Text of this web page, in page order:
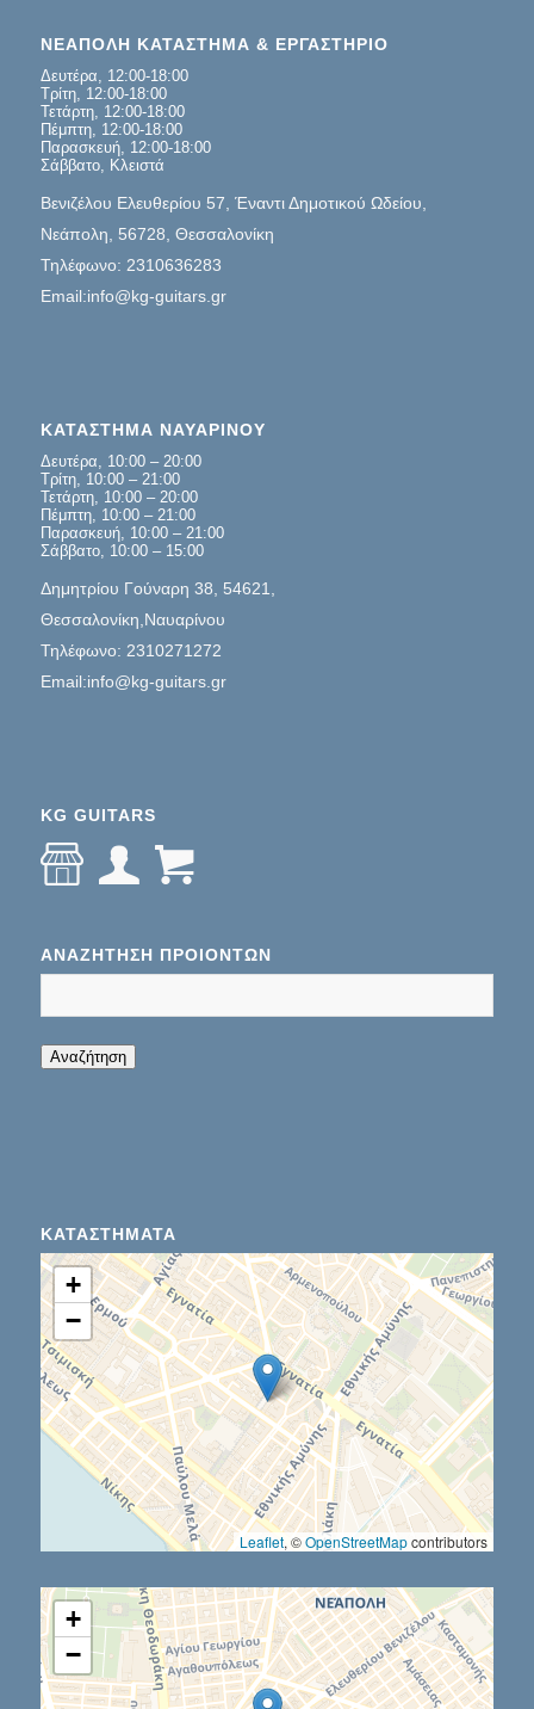
ΝΕΑΠΟΛΗ ΚΑΤΑΣΤΗΜΑ & ΕΡΓΑΣΤΗΡΙΟ
Δευτέρα, 12:00-18:00
Τρίτη, 12:00-18:00
Τετάρτη, 12:00-18:00
Πέμπτη, 12:00-18:00
Παρασκευή, 12:00-18:00
Σάββατο, Κλειστά
Βενιζέλου Ελευθερίου 57, Έναντι Δημοτικού Ωδείου,
Νεάπολη, 56728, Θεσσαλονίκη
Τηλέφωνο: 2310636283
Email:info@kg-guitars.gr
ΚΑΤΑΣΤΗΜΑ ΝΑΥΑΡΙΝΟΥ
Δευτέρα, 10:00 – 20:00
Τρίτη, 10:00 – 21:00
Τετάρτη, 10:00 – 20:00
Πέμπτη, 10:00 – 21:00
Παρασκευή, 10:00 – 21:00
Σάββατο, 10:00 – 15:00
Δημητρίου Γούναρη 38, 54621,
Θεσσαλονίκη,Ναυαρίνου
Τηλέφωνο: 2310271272
Email:info@kg-guitars.gr
KG GUITARS
ΑΝΑΖΉΤΗΣΗ ΠΡΟΊΌΝΤΩΝ
Αναζήτηση
ΚΑΤΑΣΤΉΜΑΤΑ
+
−
Leaflet, ©OpenStreetMapcontributors
+
−